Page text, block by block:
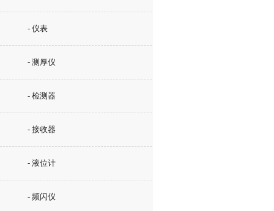
- 仪表
- 测厚仪
- 检测器
- 接收器
- 液位计
- 频闪仪